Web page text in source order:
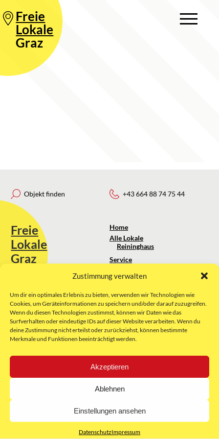
Zustimmung verwalten
Um dir ein optimales Erlebnis zu bieten, verwenden wir Technologien wie
Cookies, um Geräteinformationen zu speichern und/oder darauf zuzugreifen.
Wenn du diesen Technologien zustimmst, können wir Daten wie das
Surfverhalten oder eindeutige IDs auf dieser Website verarbeiten. Wenn du
deine Zustimmung nicht erteilst oder zurückziehst, können bestimmte
Merkmale und Funktionen beeinträchtigt werden.
Akzeptieren
Ablehnen
Einstellungen ansehen
DatenschutzImpressum
Freie
Lokale
Graz
Objekt finden
Freie
Lokale
Graz
Sie erreichen uns unter:
kontakt@freielokale-graz.at
Website by Rubikon Werbeagentur
GmbH
+43 664 88 74 75 44
Home
Alle Lokale
Reininghaus
Service
Über uns
Impressum
AGB
Datenschutz
E-Mail